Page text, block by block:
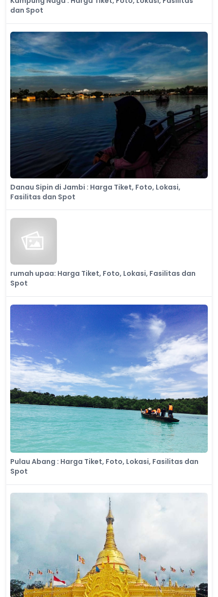
dan Spot
Danau Sipin di Jambi : Harga Tiket, Foto, Lokasi,
Fasilitas dan Spot
rumah upaa: Harga Tiket, Foto, Lokasi, Fasilitas dan
Spot
Pulau Abang : Harga Tiket, Foto, Lokasi, Fasilitas dan
Spot